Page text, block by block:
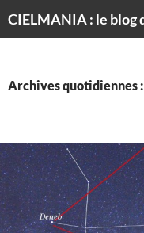
Archives quotidiennes :